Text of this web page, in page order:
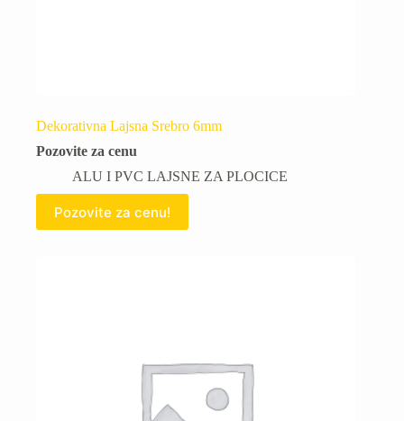
Dekorativna Lajsna Srebro 6mm
Pozovite za cenu
ALU I PVC LAJSNE ZA PLOCICE
Pozovite za cenu!